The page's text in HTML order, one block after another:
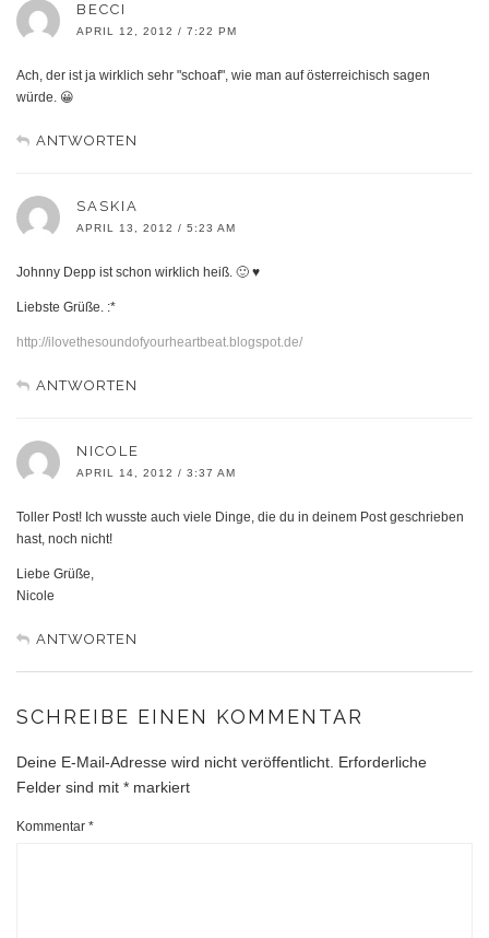
BECCI
APRIL 12, 2012 / 7:22 PM
Ach, der ist ja wirklich sehr "schoaf", wie man auf österreichisch sagen
würde. 😀
ANTWORTEN
SASKIA
APRIL 13, 2012 / 5:23 AM
Johnny Depp ist schon wirklich heiß. 🙂 ♥
Liebste Grüße. :*
http://ilovethesoundofyourheartbeat.blogspot.de/
ANTWORTEN
NICOLE
APRIL 14, 2012 / 3:37 AM
Toller Post! Ich wusste auch viele Dinge, die du in deinem Post geschrieben
hast, noch nicht!
Liebe Grüße,
Nicole
ANTWORTEN
SCHREIBE EINEN KOMMENTAR
Deine E-Mail-Adresse wird nicht veröffentlicht. Erforderliche
Felder sind mit * markiert
Kommentar *